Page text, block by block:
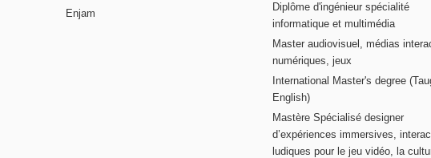
Enjam
Diplôme d'ingénieur spécialité
informatique et multimédia
Master audiovisuel, médias
numériques, jeux
International Master's degree
English)
Mastère Spécialisé designer
d’expériences immersives,
ludiques pour le jeu vidéo, la